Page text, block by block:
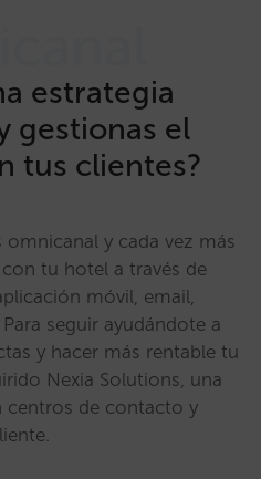
estrategia
gestionas el
tus clientes?
omnicanal y cada vez más
tu hotel a través de
móvil, email,
seguir ayudándote a
y hacer más rentable tu
Nexia Solutions, una
centros de contacto y